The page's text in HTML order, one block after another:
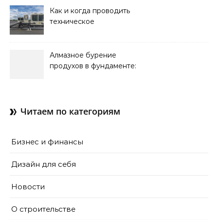
Как и когда проводить
техническое
Алмазное бурение
продухов в фундаменте:
Читаем по категориям
Бизнес и финансы
Дизайн для себя
Новости
О строительстве